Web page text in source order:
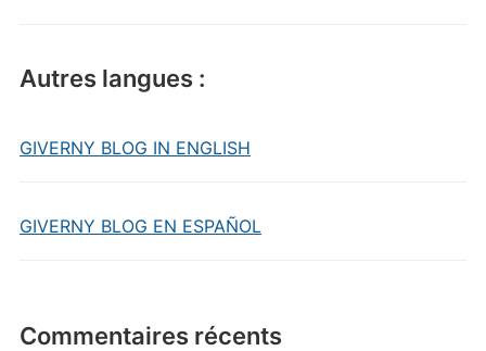
Autres langues :
GIVERNY BLOG IN ENGLISH
GIVERNY BLOG EN ESPAÑOL
Commentaires récents